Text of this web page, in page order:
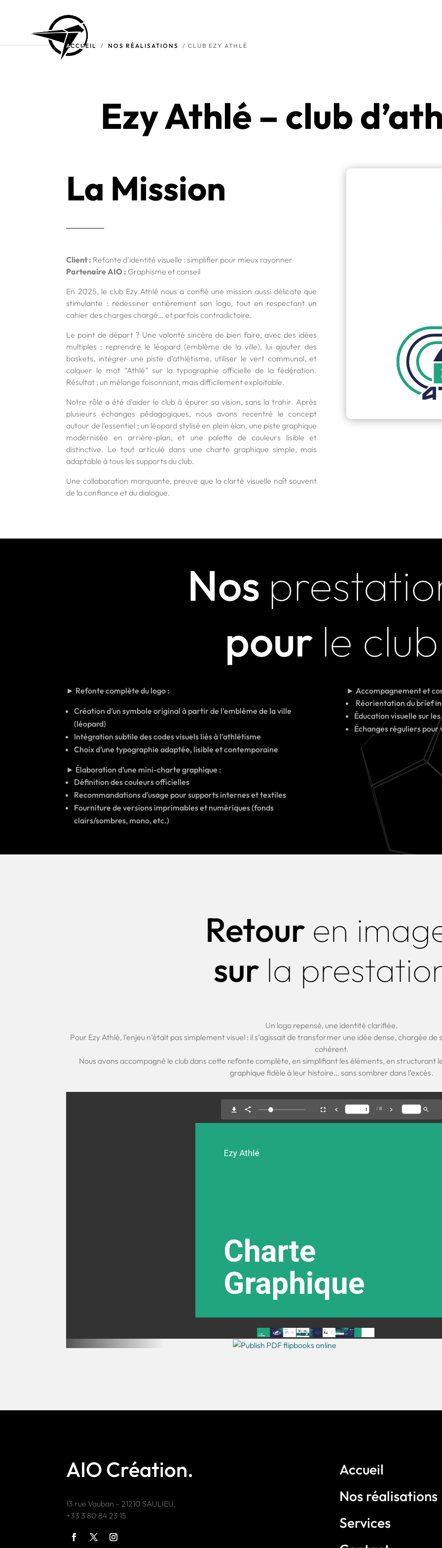
ACCUEIL /NOS RÉALISATIONS / CLUB EZY ATHLÉ
Ezy Athlé – club
La Mission
Client : Refonte d’identité visuelle : simplifier pour mieux rayonner
Partenaire AIO : Graphisme et conseil
En 2025, le club Ezy Athlé nous a confié une mission aussi délicate que
stimulante : redessiner entièrement son logo, tout en respectant un
cahier des charges chargé… et parfois contradictoire.
Le point de départ ? Une volonté sincère de bien faire, avec des idées
multiples : reprendre le léopard (emblème de la ville), lui ajouter des
baskets, intégrer une piste d’athlétisme, utiliser le vert communal, et
calquer le mot “Athlé” sur la typographie officielle de la fédération.
Résultat : un mélange foisonnant, mais difficilement exploitable.
Notre rôle a été d’aider le club à épurer sa vision, sans la trahir. Après
plusieurs échanges pédagogiques, nous avons recentré le concept
autour de l’essentiel : un léopard stylisé en plein élan, une piste graphique
modernisée en arrière-plan, et une palette de couleurs lisible et
distinctive. Le tout articulé dans une charte graphique simple, mais
adaptable à tous les supports du club.
Une collaboration marquante, preuve que la clarté visuelle naît souvent
de la confiance et du dialogue.
Nos
pour le club
► Refonte complète du logo :
Création d’un symbole original à partir de l’emblème de la ville
(léopard)
Intégration subtile des codes visuels liés à l’athlétisme
Choix d’une typographie adaptée, lisible et contemporaine
► Élaboration d’une mini-charte graphique :
Définition des couleurs officielles
Recommandations d’usage pour supports internes et textiles
Fourniture de versions imprimables et numériques (fonds
clairs/sombres, mono, etc.)
► Accompagnement et
Réorientation du brief
Éducation visuelle sur
Échanges réguliers
Retour en
sur la
Un logo repensé, une identité clarifiée.
Pour Ezy Athlé, l’enjeu n’était pas simplement visuel : il s’agissait de transformer une idée dense, chargée
cohérent.
Nous avons accompagné le club dans cette refonte complète, en simplifiant les éléments, en structurant
graphique fidèle à leur histoire… sans sombrer dans l’excès.
AIO Création.
13 rue Vauban – 21210 SAULIEU,
+33 3 80 84 23 15
Accueil
Nos réalisations
Services